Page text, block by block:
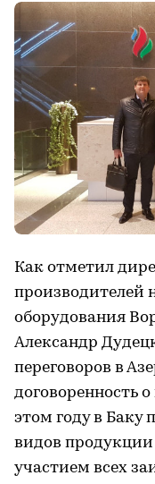
Как отметил
производителей
оборудования
Александр
переговоров в
договоренность
этом году в Баку
видов
участием всех